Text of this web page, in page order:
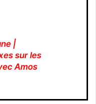
|
sur les
Amos